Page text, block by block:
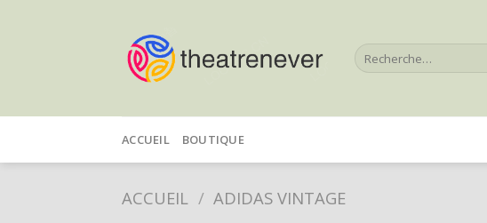
Recherche
pour :
ACCUEIL BOUTIQUE
ACCUEIL / ADIDAS VINTAGE